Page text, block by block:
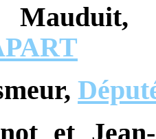
et Jean-